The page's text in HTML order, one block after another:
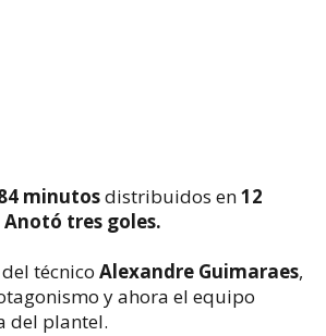
minutosdistribuidos en12
Anotó tres goles.
técnico Alexandre Guimaraes,
y ahora el equipo
del plantel.